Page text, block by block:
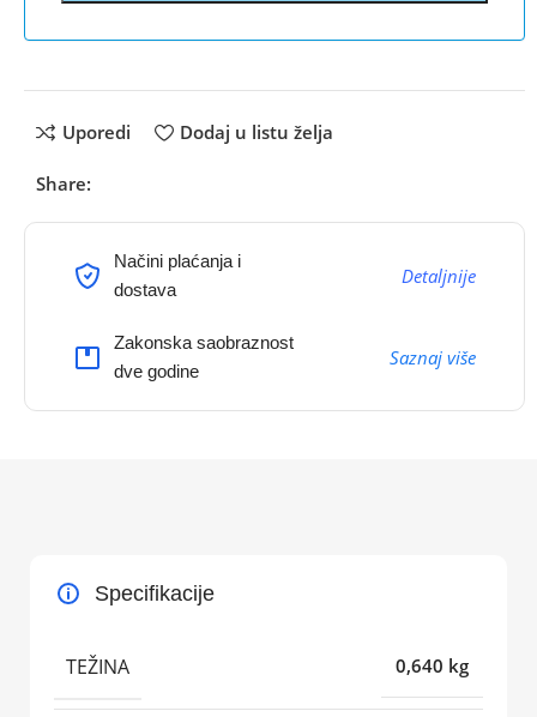
Uporedi Dodaj u listu želja
Share:
Načini plaćanja i
dostava
Detaljnije
Zakonska saobraznost
dve godine
Saznaj više
Specifikacije
TEŽINA 0,640 kg